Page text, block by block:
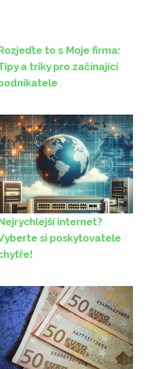
to s Moje firma:
a triky pro začínající
internet?
si poskytovatele